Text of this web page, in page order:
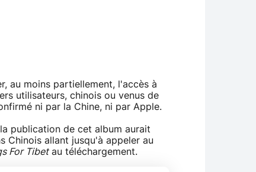
au moins partiellement, l'accès à
utilisateurs, chinois ou venus de
ni par la Chine, ni par Apple.
publication de cet album aurait
Chinois allant jusqu'à appeler au
For Tibetau téléchargement.